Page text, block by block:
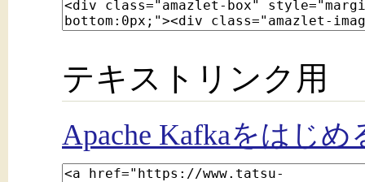
テキストリンク用
Apache Kafkaをはじめ